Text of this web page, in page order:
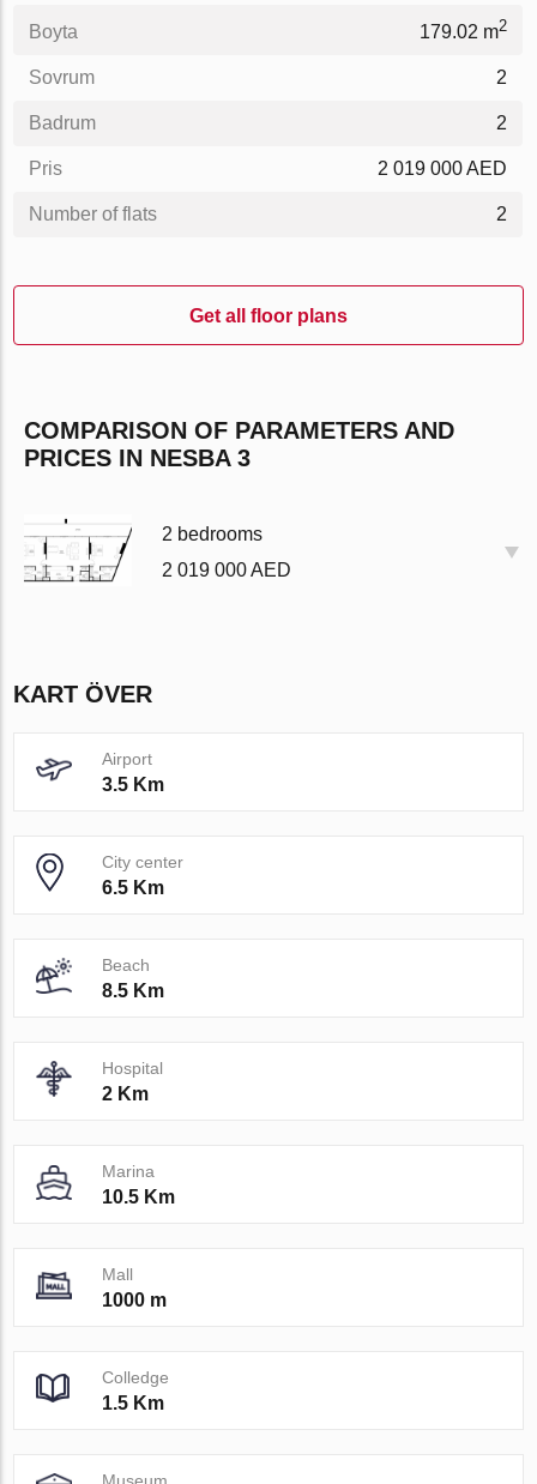
Boyta 179.02 m2
Sovrum 2
Badrum 2
Pris 2 019 000 AED
Number of flats 2
Get all floor plans
COMPARISON OF PARAMETERS AND
PRICES IN NESBA 3
2 bedrooms
2 019 000 AED
KART ÖVER
Airport
3.5 Km
City center
6.5 Km
Beach
8.5 Km
Hospital
2 Km
Marina
10.5 Km
Mall
1000 m
Colledge
1.5 Km